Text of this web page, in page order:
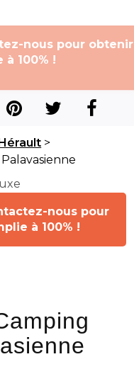
nous pour obtenir
100% !
>
Palavasienne
nous pour
à 100% !